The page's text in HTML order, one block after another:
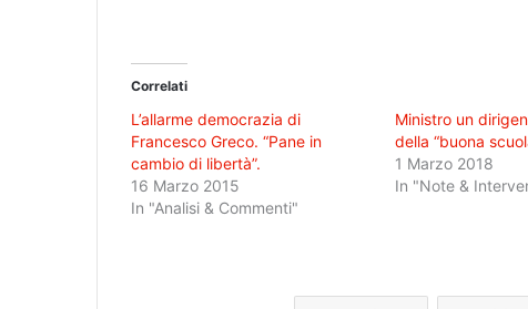
Correlati
L’allarme democrazia di
Francesco Greco. “Pane in
cambio di libertà”.
16 Marzo 2015
In "Analisi & Commenti"
Ministro un
della “buona
1 Marzo 2018
In "Note &